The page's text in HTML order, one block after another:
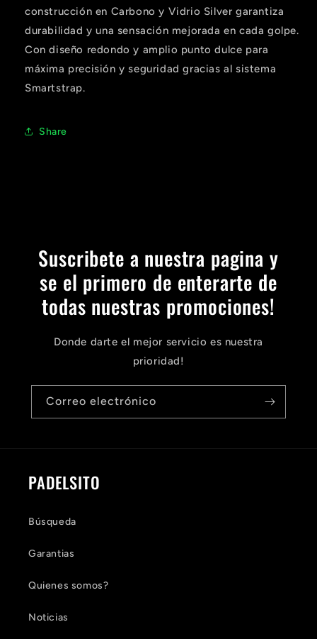
construcción en Carbono y Vidrio Silver garantiza
durabilidad y una sensación mejorada en cada golpe.
Con diseño redondo y amplio punto dulce para
máxima precisión y seguridad gracias al sistema
Smartstrap.
Share
Suscribete a nuestra pagina y
se el primero de enterarte de
todas nuestras promociones!
Donde darte el mejor servicio es nuestra
prioridad!
Correo electrónico
PADELSITO
Búsqueda
Garantias
Quienes somos?
Noticias
1 Agrega tu producto al carrito y
pagar con Meses sin Tarjeta.
2 En tu cuenta de Mercado Pago,elige
la cantidad de meses
y confirma.
Paga mes a mescon saldo disponible,
débito u otros medios.